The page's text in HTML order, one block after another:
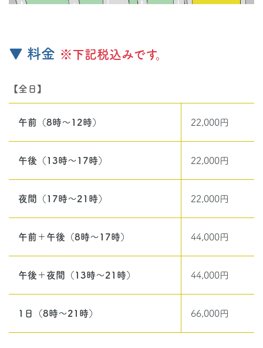
▼ 料金 ※下記税込みです。
【全日】
午前（8時～12時） 22,000円
午後（13時～17時） 22,000円
夜間（17時～21時） 22,000円
午前＋午後（8時～17時） 44,000円
午後＋夜間（13時～21時） 44,000円
1日（8時～21時） 66,000円